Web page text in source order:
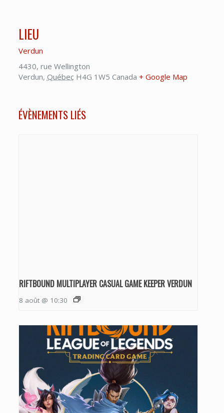
LIEU
Verdun
4430, rue Wellington
Verdun, Québec H4G 1W5 Canada + Google Map
ÉVÈNEMENTS LIÉS
RIFTBOUND MULTIPLAYER CASUAL GAME KEEPER VERDUN
8 août @ 10:30